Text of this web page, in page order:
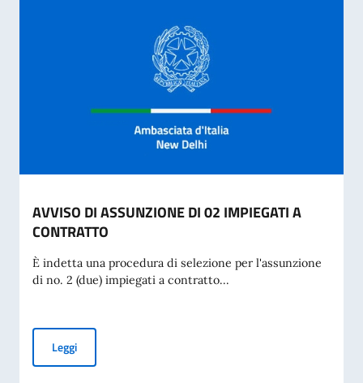
AVVISO DI ASSUNZIONE DI 02 IMPIEGATI A
CONTRATTO
È indetta una procedura di selezione per l'assunzione
di no. 2 (due) impiegati a contratto...
LeggiAVVISO DI ASSUNZIONE DI 02 IMPIEGATI A CONTRATTO